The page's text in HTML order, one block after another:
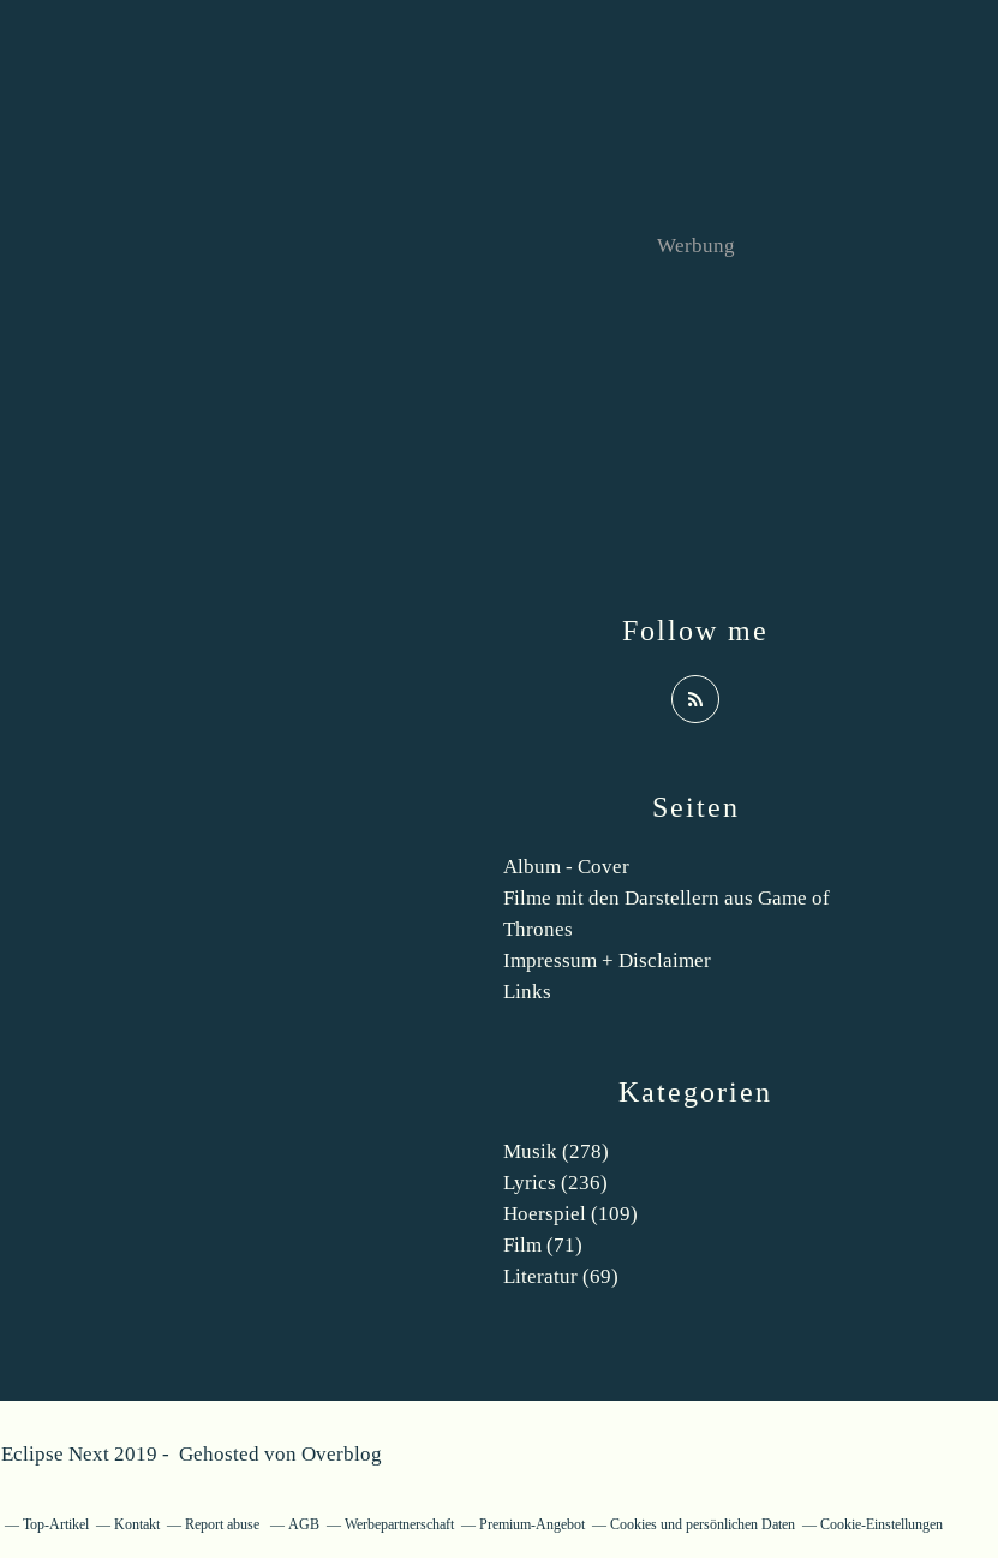
Kategorien
Musik (278)
Lyrics (236)
Hoerspiel (109)
Film (71)
Literatur (69)
Seiten
Album - Cover
Filme mit den Darstellern aus Game of
Thrones
Impressum + Disclaimer
Links
Follow me
Werbung
Eclipse Next 2019 - Gehosted von Overblog
Top-Artikel Kontakt Report abuse AGB Werbepartnerschaft Premium-Angebot Cookies und persönlichen Daten Cookie-Einstellungen